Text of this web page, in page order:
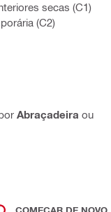
secas (C1)
(C2)
Abraçadeira ou